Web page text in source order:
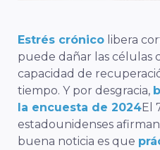
Estrés crónico libera
puede dañar las células
capacidad de
tiempo. Y por desgracia,
la encuesta de 2024El
estadounidenses
buena noticia es que